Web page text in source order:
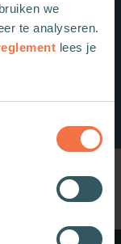
we
te analyseren.
lees je